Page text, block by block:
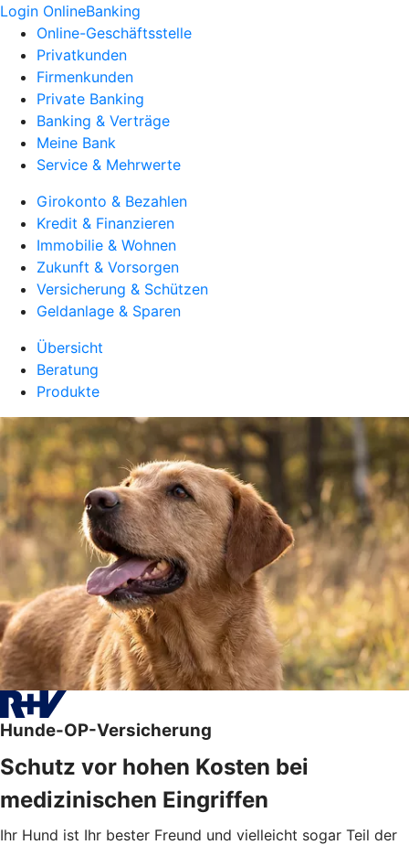
Login OnlineBanking
Online-Geschäftsstelle
Privatkunden
Firmenkunden
Private Banking
Banking & Verträge
Meine Bank
Service & Mehrwerte
Girokonto & Bezahlen
Kredit & Finanzieren
Immobilie & Wohnen
Zukunft & Vorsorgen
Versicherung & Schützen
Geldanlage & Sparen
Übersicht
Beratung
Produkte
Hunde-OP-Versicherung
Schutz vor hohen Kosten bei
medizinischen Eingriffen
Ihr Hund ist Ihr bester Freund und vielleicht sogar Teil der